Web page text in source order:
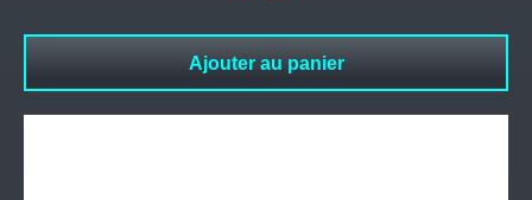
Ajouter au panier